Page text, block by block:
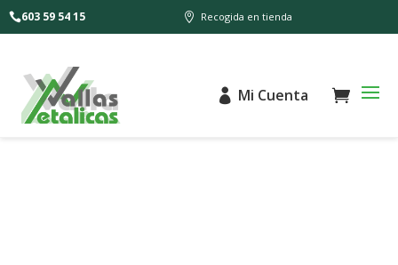
603 59 54 15 Recogida en tienda
Mi Cuenta